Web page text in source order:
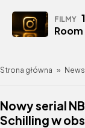
FILMY
Strona główna »
Nowy serial
Schilling w